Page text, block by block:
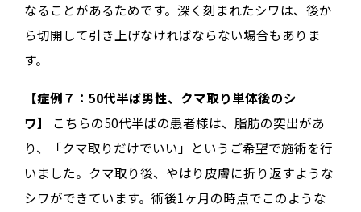
なることがあるためです。深く刻まれたシワは、後か
ら切開して引き上げなければならない場合もありま
す。
【症例７：50代半ば男性、クマ取り単体後のシ
ワ】
こちらの50代半ばの患者様は、脂肪の突出があ
り、「クマ取りだけでいい」というご希望で施術を行
いました。クマ取り後、やはり皮膚に折り返すような
シワができています。術後1ヶ月の時点でこのような